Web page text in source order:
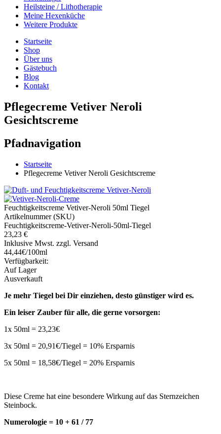
Heilsteine / Lithotherapie
Meine Hexenküche
Weitere Produkte
Startseite
Shop
Über uns
Gästebuch
Blog
Kontakt
Pflegecreme Vetiver Neroli
Gesichtscreme
Pfadnavigation
Startseite
Pflegecreme Vetiver Neroli Gesichtscreme
Feuchtigkeitscreme Vetiver-Neroli 50ml Tiegel
Artikelnummer (SKU)
Feuchtigkeitscreme-Vetiver-Neroli-50ml-Tiegel
23,23 €
Inklusive Mwst. zzgl. Versand
44,44€/100ml
Verfügbarkeit:
Auf Lager
Ausverkauft
Je mehr Tiegel bei Dir einziehen, desto günstiger wird es.
Ein leiser Zauber für alle, die gerne vorsorgen:
1x 50ml = 23,23€
3x 50ml = 20,91€/Tiegel = 10% Ersparnis
5x 50ml = 18,58€/Tiegel = 20% Ersparnis
Diese Creme hat eine besondere Wirkung auf das Sternzeichen
Steinbock.
Numerologie = 10 + 61 / 77